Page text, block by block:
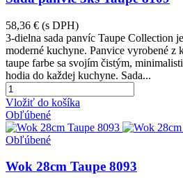
58,36 € (s DPH)
3-dielna sada panvíc Taupe Collection
moderné kuchyne. Panvice vyrobené z
taupe farbe sa svojím čistým,
hodia do každej kuchyne. Sada...
Vložiť do košíka
Obľúbené
Obľúbené
Wok 28cm Taupe 8093